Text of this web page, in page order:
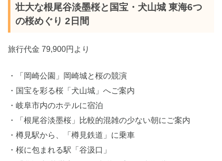
壮大な根尾谷淡墨桜と国宝・犬山城 東海6つ
の桜めぐり 2日間
旅行代金 79,900円より
・「岡崎公園」岡崎城と桜の競演
・国宝を彩る桜「犬山城」へご案内
・岐阜市内のホテルに宿泊
・「根尾谷淡墨桜」比較的混雑の少ない朝にご案内
・樽見駅から、「樽見鉄道」に乗車
・桜に包まれる駅「谷汲口」